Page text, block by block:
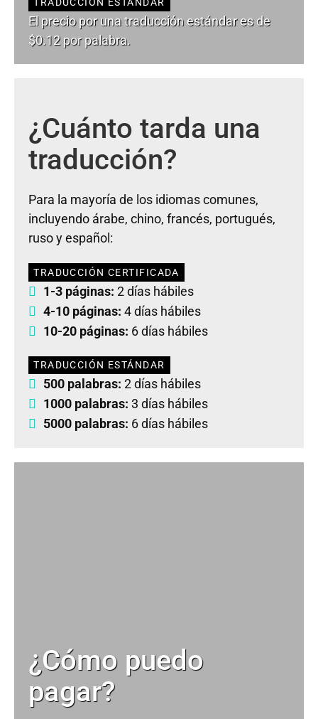
El precio por una traducción estándar es de
$0.12 por palabra.
¿Cuánto tarda una
traducción?
Para la mayoría de los idiomas comunes,
incluyendo árabe, chino, francés, portugués,
ruso y español:
TRADUCCIÓN CERTIFICADA
1-3 páginas: 2 días hábiles
4-10 páginas: 4 días hábiles
10-20 páginas: 6 días hábiles
TRADUCCIÓN ESTÁNDAR
500 palabras: 2 días hábiles
1000 palabras: 3 días hábiles
5000 palabras: 6 días hábiles
¿Cómo puedo
pagar?